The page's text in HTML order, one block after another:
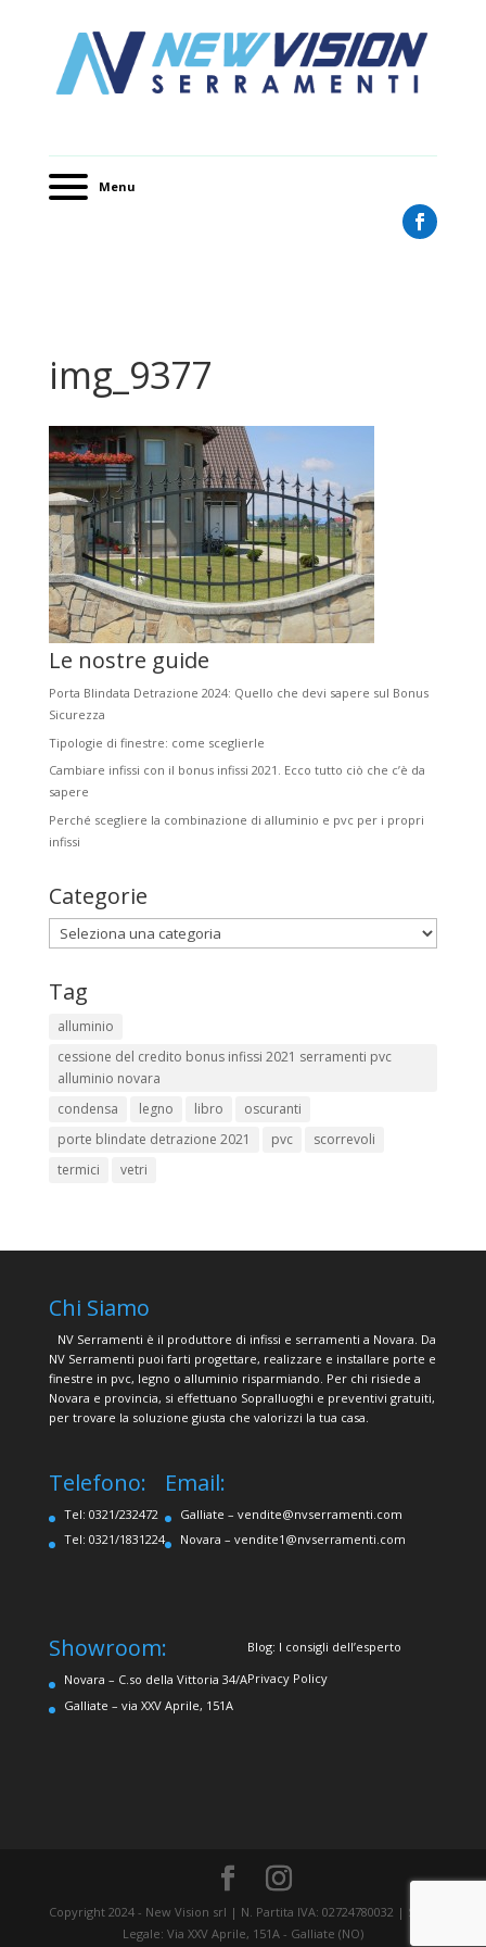
Menu
img_9377
Le nostre guide
Porta Blindata Detrazione 2024: Quello che devi sapere sul Bonus
Sicurezza
Tipologie di finestre: come sceglierle
Cambiare infissi con il bonus infissi 2021. Ecco tutto ciò che c’è da
sapere
Perché scegliere la combinazione di alluminio e pvc per i propri
infissi
Categorie
Categorie
Tag
alluminio
cessione del credito bonus infissi 2021 serramenti pvc
alluminio novara
condensa
legno libro
oscuranti
porte blindate detrazione 2021
pvc
scorrevoli
termici
vetri
Chi Siamo
NV Serramenti è il produttore di infissi e serramenti a Novara. Da
NV Serramenti puoi farti progettare, realizzare e installare porte e
finestre in pvc, legno o alluminio risparmiando. Per chi risiede a
Novara e provincia, si effettuano Sopralluoghi e preventivi gratuiti,
per trovare la soluzione giusta che valorizzi la tua casa.
Telefono:
Tel: 0321/232472
Tel: 0321/1831224
Email:
Galliate – vendite@nvserramenti.com
Novara – vendite1@nvserramenti.com
Showroom:
Novara – C.so della Vittoria 34/A
Galliate – via XXV Aprile, 151A
Blog: I consigli dell’esperto
Privacy Policy
Copyright 2024 - New Vision srl | N. Partita IVA: 02724780032 | Sede
Legale: Via XXV Aprile, 151A - Galliate (NO)